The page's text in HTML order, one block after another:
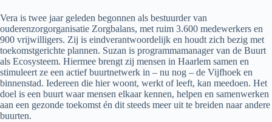
Vera is twee jaar geleden begonnen als bestuurder van
ouderenzorgorganisatie Zorgbalans, met ruim 3.600 medewerkers en
900 vrijwilligers. Zij is eindverantwoordelijk en houdt zich bezig met
toekomstgerichte plannen. Suzan is programmamanager van de Buurt
als Ecosysteem. Hiermee brengt zij mensen in Haarlem samen en
stimuleert ze een actief buurtnetwerk in – nu nog – de Vijfhoek en
binnenstad. Iedereen die hier woont, werkt of leeft, kan meedoen. Het
doel is een buurt waar mensen elkaar kennen, helpen en samenwerken
aan een gezonde toekomst én dit steeds meer uit te breiden naar andere
buurten.